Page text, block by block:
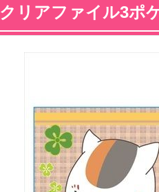
クリアファイル3ポ